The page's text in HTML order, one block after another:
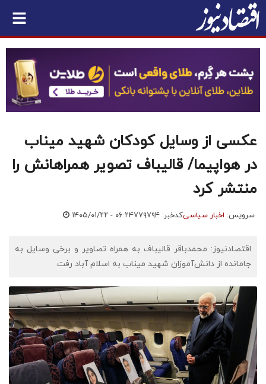
عکسی از وسایل کودکان شهید میناب
در هواپیما/ قالیباف تصویر همراهانش را
منتشر کرد
سرویس: اخبار سیاسیکدخبر: ۷۷۹۷۹۴ ۱۴۰۵/۰۱/۲۲ - ۰۶:۲۴
اقتصادنیوز: محمدباقر قالیباف به همراه تصاویر و برخی وسایل به
جامانده از دانش‌آموزان شهید میناب به اسلام آباد رفت.